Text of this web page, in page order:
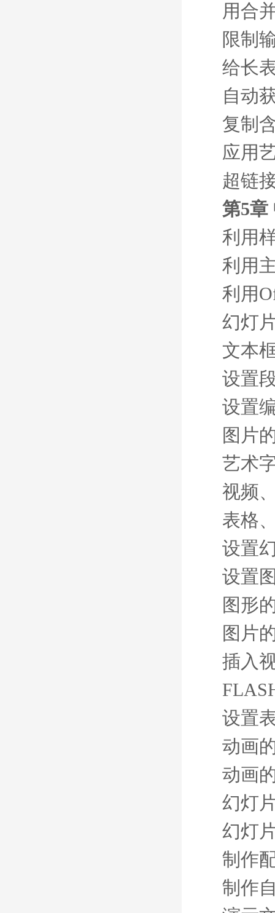
用合
限制
给长
自动
复制
应用
超链
第5章
利用
利用
利用
幻灯
文本
设置
设置
图片
艺术
视频
表格
设置
设置
图形
图片
插入
设置
动画
动画
幻灯
幻灯
制作
制作